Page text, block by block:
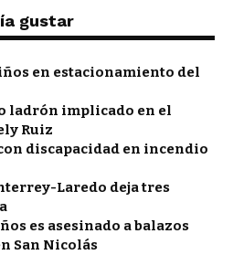
gustar
en estacionamiento del
ladrón implicado en el
Ruiz
discapacidad en incendio
Laredo deja tres
es asesinado a balazos
San Nicolás